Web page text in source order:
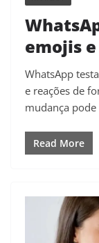
emojis
WhatsApp
e reações de
mudança pode
Read More